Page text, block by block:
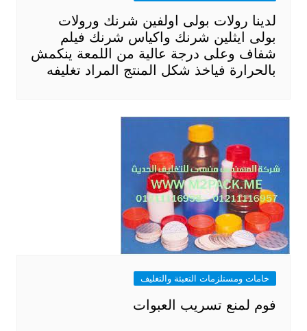
لدينا رولات بولى اولفين شرنك ورولات
بولى ايثلين شرنك واكياس شرنك فيلم
شفاف وعلى درجة عالية من اللمعة ينكمش
بالحرارة فياخذ شكل المنتج المراد تغليفه
خامات ومستلزمات التعبئة والتغليف
فوم لمنع تسريب العبوات